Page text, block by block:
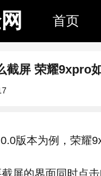
首页
截屏 荣耀9xpro
版本为例，荣耀
屏的界面同时点击